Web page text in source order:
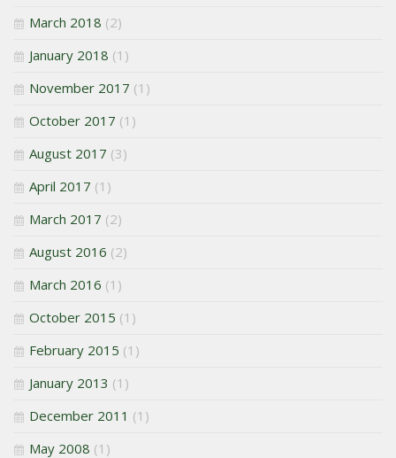
March 2018 (2)
January 2018 (1)
November 2017 (1)
October 2017 (1)
August 2017 (3)
April 2017 (1)
March 2017 (2)
August 2016 (2)
March 2016 (1)
October 2015 (1)
February 2015 (1)
January 2013 (1)
December 2011 (1)
May 2008 (1)